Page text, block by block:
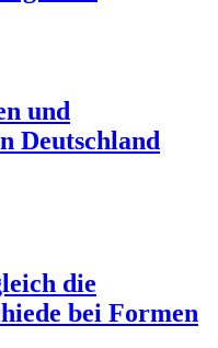
und
Deutschland
die
bei Formen